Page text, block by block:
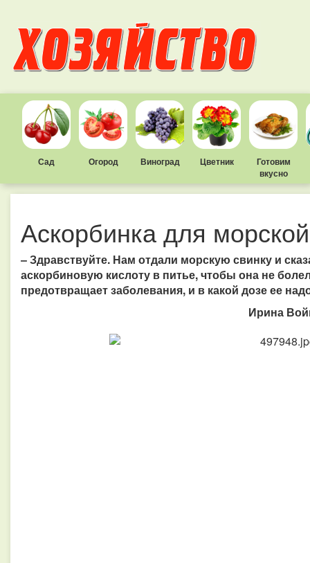
Сад Огород Виноград Цветник
Готовим
вкусно
Аскорбинка для
– Здравствуйте. Нам отдали морскую свинку и
аскорбиновую кислоту в питье, чтобы она не
предотвращает заболевания, и в какой дозе ее
Ирина